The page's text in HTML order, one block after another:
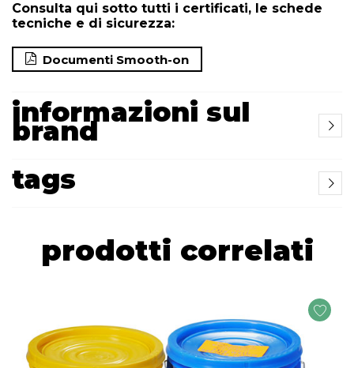
Consulta qui sotto tutti i certificati, le schede
tecniche e di sicurezza:
Documenti Smooth-on
informazioni sul
brand
tags
prodotti correlati